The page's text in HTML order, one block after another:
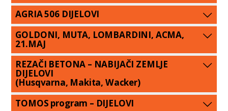
AGRIA 506 DIJELOVI
GOLDONI, MUTA, LOMBARDINI, ACMA,
21.MAJ
REZAČI BETONA – NABIJAČI ZEMLJE
DIJELOVI
(Husqvarna, Makita, Wacker)
TOMOS program – DIJELOVI